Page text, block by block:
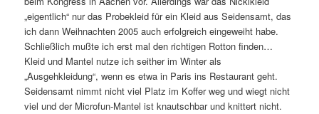
„eigentlich“ nur das Probekleid für ein Kleid aus Seidensamt, das
ich dann Weihnachten 2005 auch erfolgreich eingeweiht habe.
Schließlich mußte ich erst mal den richtigen Rotton finden…
Kleid und Mantel nutze ich seither im Winter als
„Ausgehkleidung“, wenn es etwa in Paris ins Restaurant geht.
Seidensamt nimmt nicht viel Platz im Koffer weg und wiegt nicht
viel und der Microfun-Mantel ist knautschbar und knittert nicht.